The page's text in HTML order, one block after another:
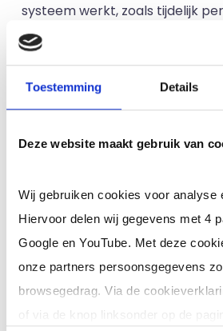
Toestemming Details
Deze website maakt gebruik van
Wij gebruiken cookies voor analyse
Hiervoor delen wij gegevens met 4
Google en YouTube. Met deze
onze partners persoonsgegevens
browsegedrag. Via de
of via de knop linksonder op de
systeem werkt, zoals tijdelijk
flexibel ingezet kan worden.
applicatiebeheerder Magister,
applicatiebeheerder Magister of
applicatiebeheerder Magister
gaan, kan het gat op een school
en communicatie een stuk
5. Welke functie-
eigenschappen
ervaren
Magister?